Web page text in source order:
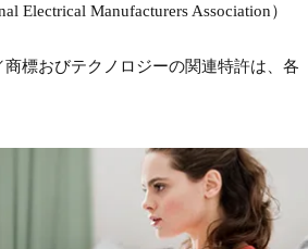
Electrical Manufacturers Association）
商標おびテクノロジーの関連特許は、各